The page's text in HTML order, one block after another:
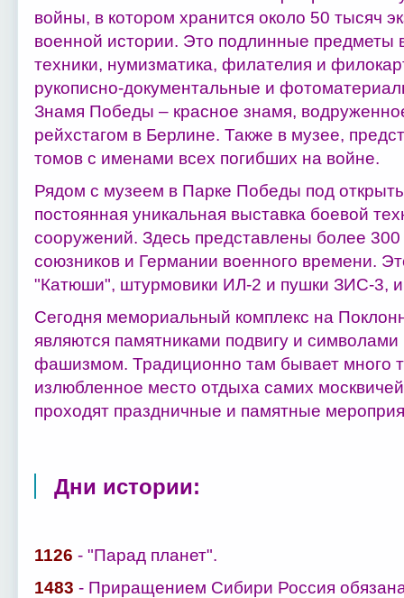
войны, в котором хранится около 50 тысяч
военной истории. Это подлинные предметы
техники, нумизматика, филателия и
рукописно-документальные и
Знамя Победы – красное знамя,
рейхстагом в Берлине. Также в музее,
томов с именами всех погибших на войне.
Рядом с музеем в Парке Победы под
постоянная уникальная выставка боевой
сооружений. Здесь представлены более
союзников и Германии военного времени.
"Катюши", штурмовики ИЛ-2 и пушки ЗИС-3, и
Сегодня мемориальный комплекс на
являются памятниками подвигу и
фашизмом. Традиционно там бывает много
излюбленное место отдыха самих
проходят праздничные и памятные
Дни истории:
1126 - "Парад планет".
1483 - Приращением Сибири Россия